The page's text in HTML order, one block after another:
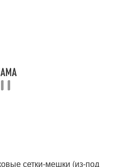
сетки-мешки (из-под